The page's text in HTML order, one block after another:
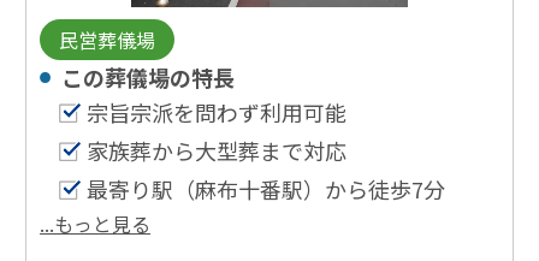
民営葬儀場
この葬儀場の特⻑
宗旨宗派を問わず利用可能
家族葬から大型葬まで対応
最寄り駅（麻布十番駅）から徒歩7分
...もっと見る